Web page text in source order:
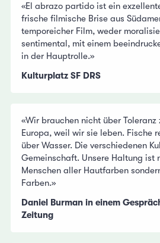
«El abrazo partido ist ein
frische filmische Brise aus
temporeicher Film, weder
sentimental, mit einem
in der Hauptrolle.»
Kulturplatz SF DRS
«Wir brauchen nicht über Toleranz
Europa, weil wir sie leben. Fische
über Wasser. Die verschiedenen
Gemeinschaft. Unsere Haltung ist
Menschen aller Hautfarben
Farben.»
Daniel Burman in einem
Zeitung